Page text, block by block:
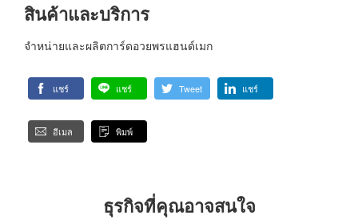
สินค้าและบริการ
จำหน่ายและผลิตการ์ดอวยพรแฮนด์เมก
แชร์ แชร์ Tweet แชร์
อีเมล พิมพ์
ธุรกิจที่คุณอาจสนใจ